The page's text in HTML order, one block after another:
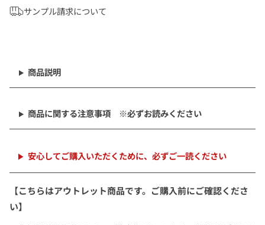
サンプル請求について
追
商品説明
商品に関する注意事項 ※必ずお読みください
安心してご購入いただくために、必ずご一読ください
【こちらはアウトレット商品です。ご購入前にご確認くださ
い】